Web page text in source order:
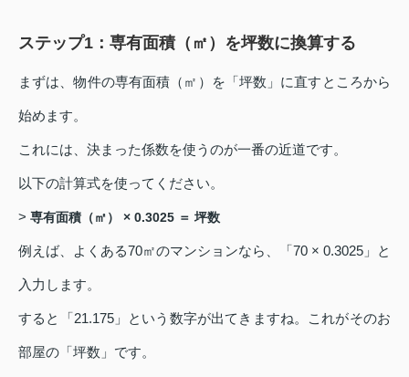
ステップ1：専有面積（㎡）を坪数に換算する
まずは、物件の専有面積（㎡）を「坪数」に直すところから
始めます。
これには、決まった係数を使うのが一番の近道です。
以下の計算式を使ってください。
> 専有面積（㎡） × 0.3025 ＝ 坪数
例えば、よくある70㎡のマンションなら、「70 × 0.3025」と
入力します。
すると「21.175」という数字が出てきますね。これがそのお
部屋の「坪数」です。